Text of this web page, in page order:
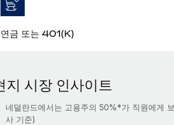
연금 또는 401(K)
지 시장 인사이트
네덜란드에서는 고용주의 50%*가 직원에게
사 기준)